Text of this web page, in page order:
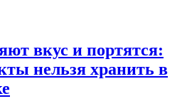
вкус и портятся:
нельзя хранить в